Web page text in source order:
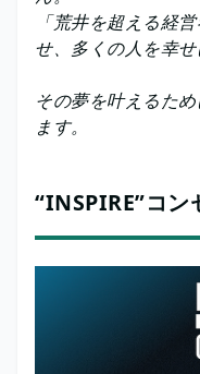
「荒井を超える経
せ、多くの人を幸せ
その夢を叶えるた
ます。
“INSPIRE”コン